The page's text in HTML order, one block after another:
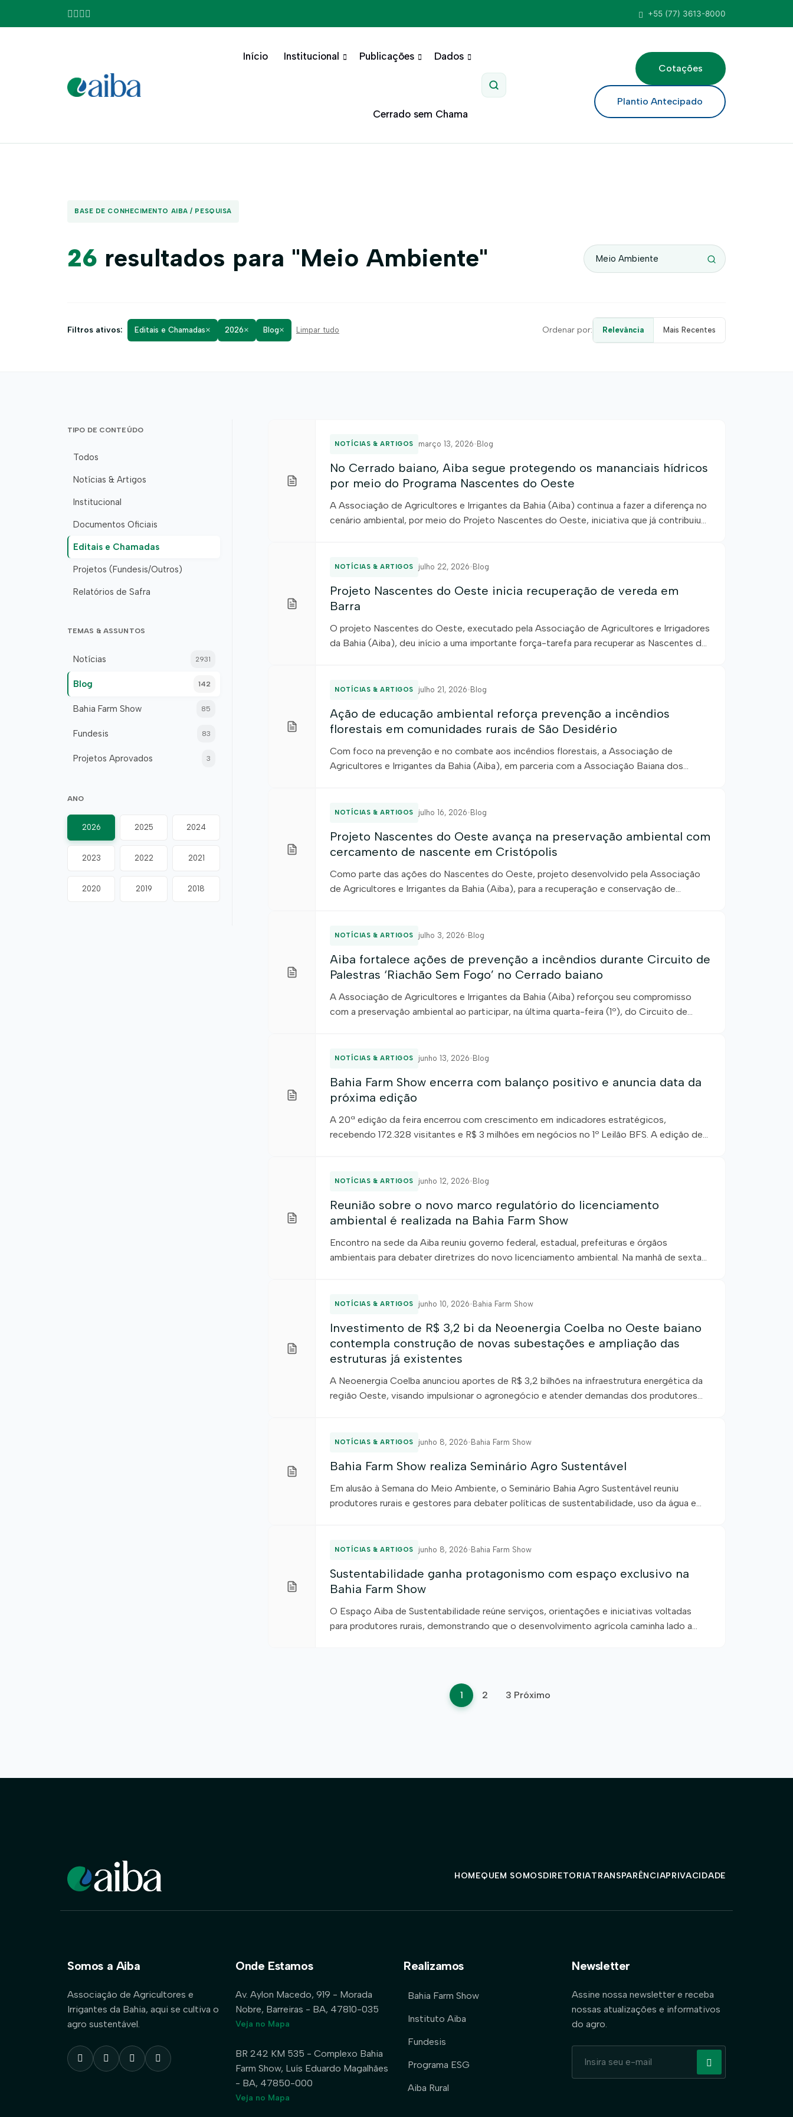
+55 (77) 3613-8000
Início Institucional Publicações Dados
Cerrado sem Chama
Pesquisar
Cotações
Plantio Antecipado
BASE DE CONHECIMENTO AIBA / PESQUISA
26 resultados para "Meio Ambiente"
Filtros ativos: Editais e Chamadas× 2026× Blog× Limpar tudo Ordenar por: Relevância Mais Recentes
TIPO DE CONTEÚDO
Todos
Notícias & Artigos
Institucional
Documentos Oficiais
Editais e Chamadas
Projetos (Fundesis/Outros)
Relatórios de Safra
TEMAS & ASSUNTOS
Notícias 2931
Blog 142
Bahia Farm Show 85
Fundesis 83
Projetos Aprovados 3
ANO
2026 2025 2024
2023 2022 2021
2020 2019 2018
NOTÍCIAS & ARTIGOS março 13, 2026• Blog
No Cerrado baiano, Aiba segue protegendo os mananciais hídricos
por meio do Programa Nascentes do Oeste
A Associação de Agricultores e Irrigantes da Bahia (Aiba) continua a fazer a diferença no
cenário ambiental, por meio do Projeto Nascentes do Oeste, iniciativa que já contribuiu
biodiversidade e […]
NOTÍCIAS & ARTIGOS julho 22, 2026• Blog
Projeto Nascentes do Oeste inicia recuperação de vereda em
Barra
O projeto Nascentes do Oeste, executado pela Associação de Agricultores e Irrigadores
da Bahia (Aiba), deu início a uma importante força-tarefa para recuperar as Nascentes da
diagnóstico, […]
NOTÍCIAS & ARTIGOS julho 21, 2026• Blog
Ação de educação ambiental reforça prevenção a incêndios
florestais em comunidades rurais de São Desidério
Com foco na prevenção e no combate aos incêndios florestais, a Associação de
Agricultores e Irrigantes da Bahia (Aiba), em parceria com a Associação Baiana dos
nas […]
NOTÍCIAS & ARTIGOS julho 16, 2026• Blog
Projeto Nascentes do Oeste avança na preservação ambiental com
cercamento de nascente em Cristópolis
Como parte das ações do Nascentes do Oeste, projeto desenvolvido pela Associação
de Agricultores e Irrigantes da Bahia (Aiba), para a recuperação e conservação de
localizada no município […]
NOTÍCIAS & ARTIGOS julho 3, 2026• Blog
Aiba fortalece ações de prevenção a incêndios durante Circuito de
Palestras ‘Riachão Sem Fogo’ no Cerrado baiano
A Associação de Agricultores e Irrigantes da Bahia (Aiba) reforçou seu compromisso
com a preservação ambiental ao participar, na última quarta-feira (1º), do Circuito de
produtores rurais, moradores da […]
NOTÍCIAS & ARTIGOS junho 13, 2026• Blog
Bahia Farm Show encerra com balanço positivo e anuncia data da
próxima edição
A 20ª edição da feira encerrou com crescimento em indicadores estratégicos,
recebendo 172.328 visitantes e R$ 3 milhões em negócios no 1º Leilão BFS. A edição de
relacionamento, conteúdo, negócios […]
NOTÍCIAS & ARTIGOS junho 12, 2026• Blog
Reunião sobre o novo marco regulatório do licenciamento
ambiental é realizada na Bahia Farm Show
Encontro na sede da Aiba reuniu governo federal, estadual, prefeituras e órgãos
ambientais para debater diretrizes do novo licenciamento ambiental. Na manhã de sexta-
entre governo federal, estadual e […]
NOTÍCIAS & ARTIGOS junho 10, 2026• Bahia Farm Show
Investimento de R$ 3,2 bi da Neoenergia Coelba no Oeste baiano
contempla construção de novas subestações e ampliação das
estruturas já existentes
A Neoenergia Coelba anunciou aportes de R$ 3,2 bilhões na infraestrutura energética da
região Oeste, visando impulsionar o agronegócio e atender demandas dos produtores
recursos fazem parte do […]
NOTÍCIAS & ARTIGOS junho 8, 2026• Bahia Farm Show
Bahia Farm Show realiza Seminário Agro Sustentável
Em alusão à Semana do Meio Ambiente, o Seminário Bahia Agro Sustentável reuniu
produtores rurais e gestores para debater políticas de sustentabilidade, uso da água e
segunda-feira (8) o Seminário Bahia Agro […]
NOTÍCIAS & ARTIGOS junho 8, 2026• Bahia Farm Show
Sustentabilidade ganha protagonismo com espaço exclusivo na
Bahia Farm Show
O Espaço Aiba de Sustentabilidade reúne serviços, orientações e iniciativas voltadas
para produtores rurais, demonstrando que o desenvolvimento agrícola caminha lado a
Paginação
1 2 3 Próximo
HOMEQUEM SOMOSDIRETORIATRANSPARÊNCIAPRIVACIDADE
Somos a Aiba
Associação de Agricultores e
Irrigantes da Bahia, aqui se cultiva o
agro sustentável.
Onde Estamos
Av. Aylon Macedo, 919 - Morada
Nobre, Barreiras - BA, 47810-035
Veja no Mapa
BR 242 KM 535 - Complexo Bahia
Farm Show, Luís Eduardo Magalhães
- BA, 47850-000
Veja no Mapa
Realizamos
Bahia Farm Show
Instituto Aiba
Fundesis
Programa ESG
Aiba Rural
Newsletter
Assine nossa newsletter e receba
nossas atualizações e informativos
do agro.